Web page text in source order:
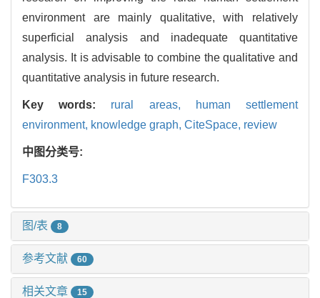
environment are mainly qualitative, with relatively
superficial analysis and inadequate quantitative
analysis. It is advisable to combine the qualitative and
quantitative analysis in future research.
Key words: rural areas,
human settlement
environment, knowledge graph, CiteSpace, review
中图分类号:
F303.3
图/表 8
参考文献 60
相关文章 15